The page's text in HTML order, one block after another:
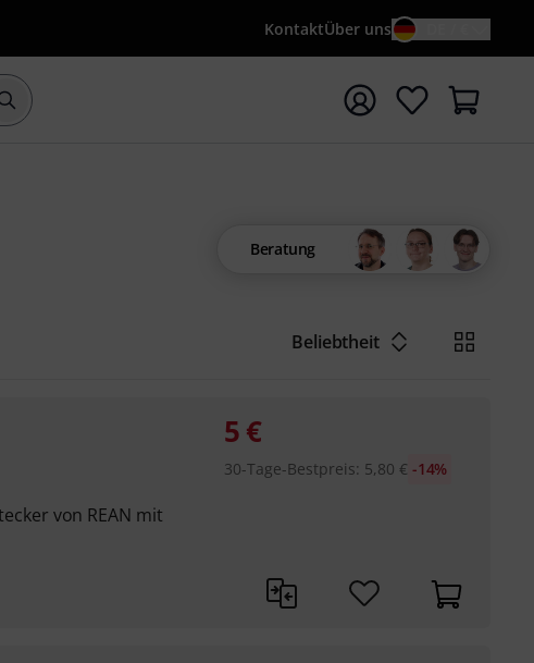
KontaktÜber uns
Suche mit Suchwort {searchTerm} starten
Beratung
Beliebtheit
von REAN mit
5€
30-Tage-Bestpreis: 5,80 € -14%